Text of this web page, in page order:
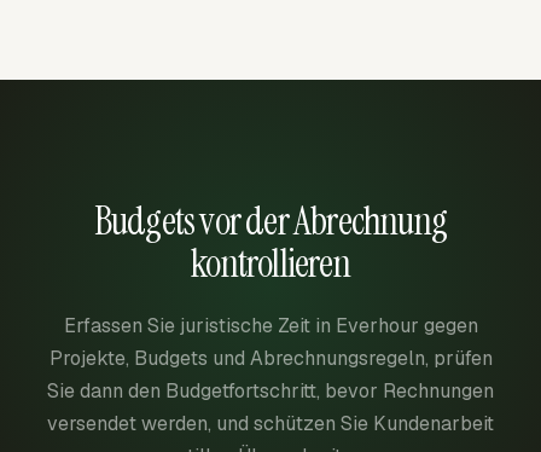
Budgets vor der Abrechnung
kontrollieren
Erfassen Sie juristische Zeit in Everhour gegen
Projekte, Budgets und Abrechnungsregeln, prüfen
Sie dann den Budgetfortschritt, bevor Rechnungen
versendet werden, und schützen Sie Kundenarbeit